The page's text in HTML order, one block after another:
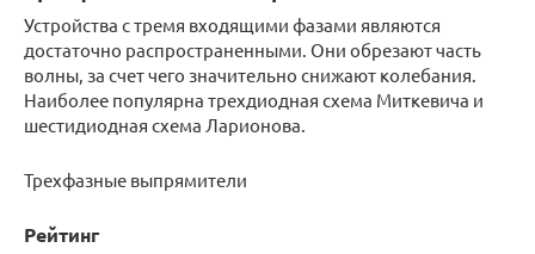
Устройства с тремя входящими фазами являются
достаточно распространенными. Они обрезают часть
волны, за счет чего значительно снижают колебания.
Наиболее популярна трехдиодная схема Миткевича и
шестидиодная схема Ларионова.
Трехфазные выпрямители
Рейтинг